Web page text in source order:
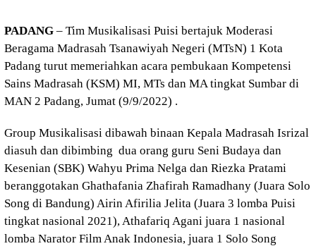
PADANG – Tim Musikalisasi Puisi bertajuk Moderasi
Beragama Madrasah Tsanawiyah Negeri (MTsN) 1 Kota
Padang turut memeriahkan acara pembukaan Kompetensi
Sains Madrasah (KSM) MI, MTs dan MA tingkat Sumbar di
MAN 2 Padang, Jumat (9/9/2022) .
Group Musikalisasi dibawah binaan Kepala Madrasah Isrizal
diasuh dan dibimbing dua orang guru Seni Budaya dan
Kesenian (SBK) Wahyu Prima Nelga dan Riezka Pratami
beranggotakan Ghathafania Zhafirah Ramadhany (Juara Solo
Song di Bandung) Airin Afirilia Jelita (Juara 3 lomba Puisi
tingkat nasional 2021), Athafariq Agani juara 1 nasional
lomba Narator Film Anak Indonesia, juara 1 Solo Song